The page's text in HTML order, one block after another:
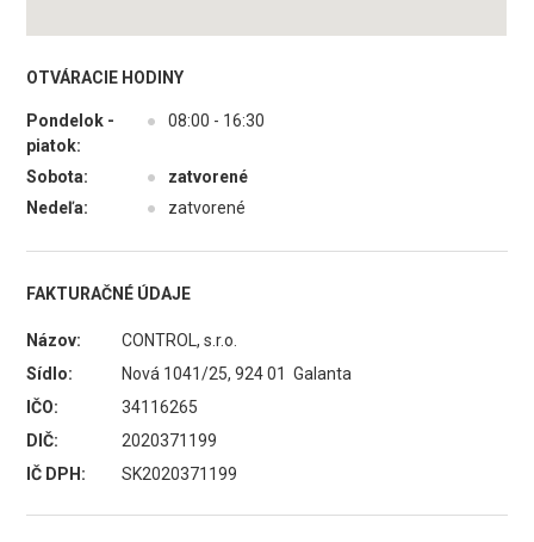
OTVÁRACIE HODINY
Pondelok -
piatok:
● 08:00 - 16:30
Sobota: ●
zatvorené
Nedeľa:
● zatvorené
FAKTURAČNÉ ÚDAJE
Názov:
CONTROL, s.r.o.
Sídlo:
Nová 1041/25, 924 01 Galanta
IČO:
34116265
DIČ:
2020371199
IČ DPH:
SK2020371199